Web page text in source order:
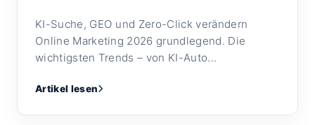
KI-Suche, GEO und Zero-Click verändern
Online Marketing 2026 grundlegend. Die
wichtigsten Trends – von KI-Auto...
Artikel lesen